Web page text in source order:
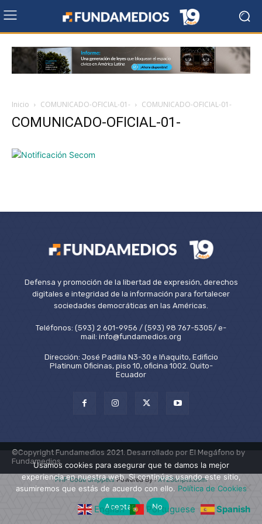
Inicio COMUNICADO-OFICIAL-01- COMUNICADO-OFICIAL-01-
COMUNICADO-OFICIAL-01-
Defensa y promoción de la libertad de expresión, derechos
digitales e integridad de la información para fortalecer
sociedades democráticas en las Américas.
Teléfonos: (593) 2 601-9956 / (593) 98 767-5305/ e-
mail: info@fundamedios.org
Dirección: José Padilla N3-30 e Iñaquito, Edificio
Platinum Oficinas, piso 10, oficina 1002. Quito-
Ecuador
©Copyright Fundamedios 2021. Desarrollado por El Megáfono by
Fundamedios.
English Portuguese Spanish
PHP Code SnippetsPowered By :XYZScripts.com
Usamos cookies para asegurar que te damos la mejor
experiencia en nuestra web. Si continúas usando este sitio,
asumiremos que estás de acuerdo con ello. Política de Cookies
Aceptar
No